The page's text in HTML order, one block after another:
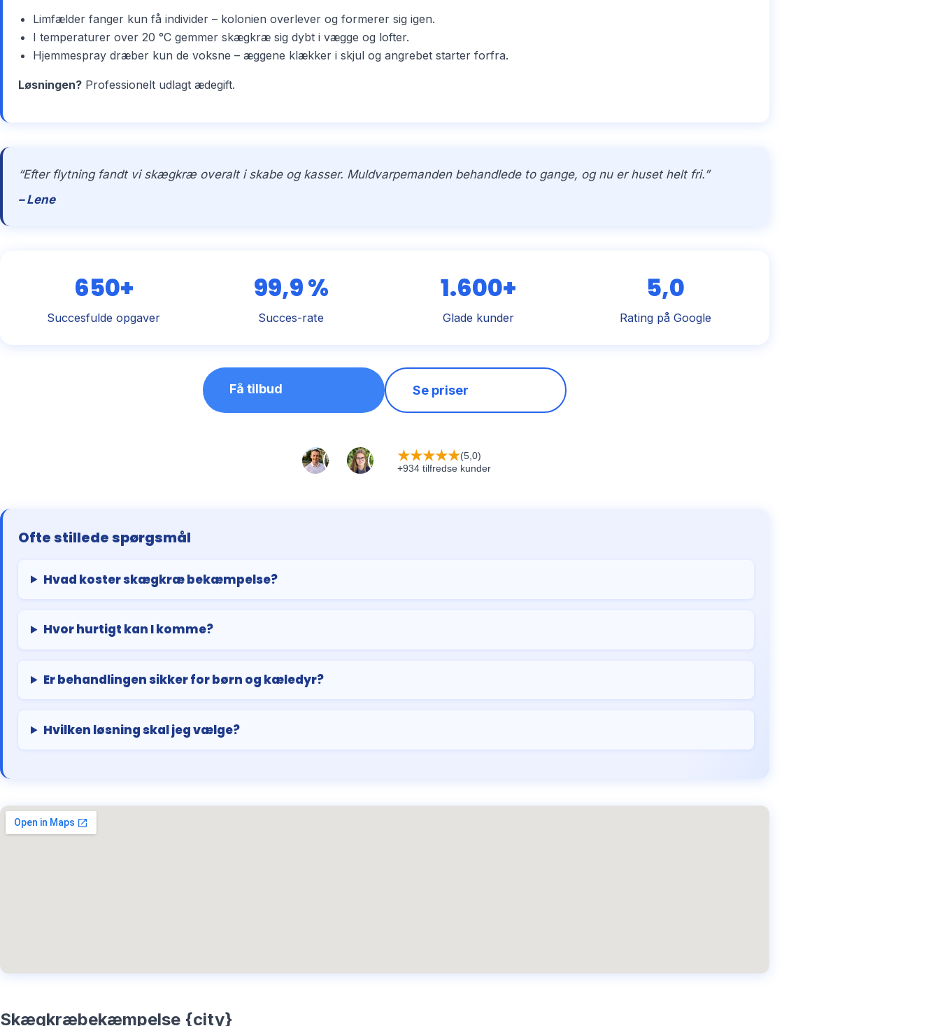
Limfælder fanger kun få individer – kolonien overlever og formerer sig igen.
I temperaturer over 20 °C gemmer skægkræ sig dybt i vægge og lofter.
Hjemmespray dræber kun de voksne – æggene klækker i skjul og angrebet starter forfra.
Løsningen? Professionelt udlagt ædegift.
“Efter flytning fandt vi skægkræ overalt i skabe og kasser. Muldvarpemanden behandlede to gange, og nu er huset helt fri.”
– Lene
650+
Succesfulde opgaver
99,9 %
Succes-rate
1.600+
Glade kunder
5,0
Rating på Google
Få tilbud Se priser
★★★★★(5,0)
+934 tilfredse kunder
Ofte stillede spørgsmål
Hvad koster skægkræ bekæmpelse?
Hvor hurtigt kan I komme?
Er behandlingen sikker for børn og kæledyr?
Hvilken løsning skal jeg vælge?
Skægkræbekæmpelse {city}